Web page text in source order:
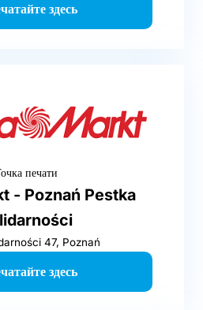
здесь
печати
- Poznań Pestka
47, Poznań
здесь